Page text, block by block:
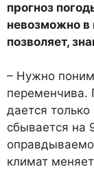
про­гноз
невозможно в
позволяет,
– Нужно
переменчива.
дается
сбывается на
климат